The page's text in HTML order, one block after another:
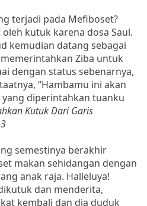
terjadi pada Mefiboset?
kutuk karena dosa Saul.
kemudian datang sebagai
Ziba untuk
dengan status sebenarnya,
“Hambamu ini akan
diperintahkan tuanku
Kutuk Dari Garis
semestinya berakhir
makan sehidangan dengan
anak raja. Halleluya!
dan menderita,
kembali dan dia duduk